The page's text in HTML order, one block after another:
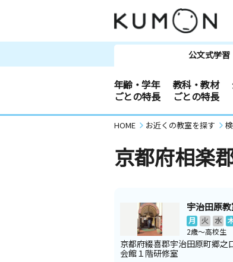
公文式学習
年齢・学年
ごとの特長
教科・教材
ごとの特長
HOME お近くの教室を探す
京都府相楽
宇治田原
月 火 水
2歳～高校生
京都府綴喜郡宇治田原町郷
会館１階研修室